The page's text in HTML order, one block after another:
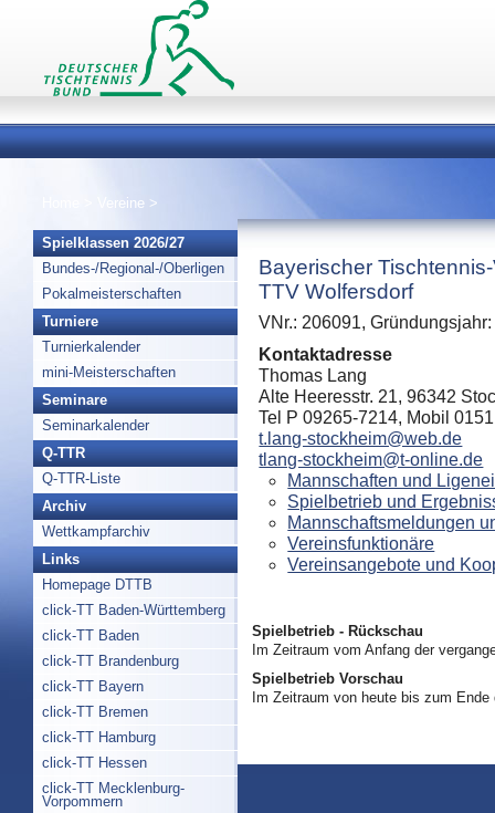
Vereine >
Spielklassen 2026/27
Bundes-/Regional-/Oberligen
Pokalmeisterschaften
Turniere
Turnierkalender
mini-Meisterschaften
Seminare
Seminarkalender
Q-TTR
Q-TTR-Liste
Archiv
Wettkampfarchiv
Links
Homepage DTTB
click-TT Baden-Württemberg
click-TT Baden
click-TT Brandenburg
click-TT Bayern
click-TT Bremen
click-TT Hamburg
click-TT Hessen
click-TT Mecklenburg-
Vorpommern
Bayerischer
TTV Wolfersdorf
VNr.: 206091,
Kontaktadresse
Thomas Lang
Alte Heeresstr. 21, 96342
Tel P 09265-7214, Mobil
t.lang-stockheim@web.de
tlang-stockheim@t-online.de
Mannschaften und
Spielbetrieb und
Mannschaftsmeldungen
Vereinsfunktionäre
Vereinsangebote und
Spielbetrieb - Rückschau
Im Zeitraum vom Anfang der
Spielbetrieb Vorschau
Im Zeitraum von heute bis zum